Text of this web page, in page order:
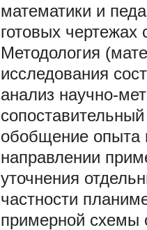
математики и
готовых
Методология
исследования
анализ научно-
обобщение опыта
направлении
уточнения
частности
примерной схемы